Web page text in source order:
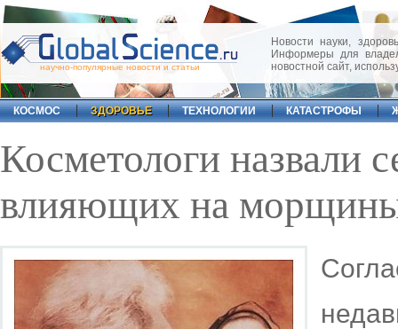
научно-популярные новости и статьи
Новости науки,
Информеры для
новостной сайт,
КОСМОС ЗДОРОВЬЕ ТЕХНОЛОГИИ КАТАСТРОФЫ
Косметологи назвали
влияющих на